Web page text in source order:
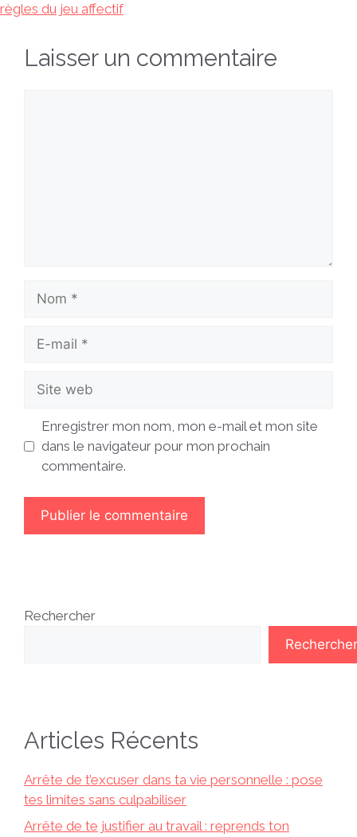
règles du jeu affectif
Laisser un commentaire
Nom
Site
web
Enregistrer mon nom, mon e-mail et mon site
dans le navigateur pour mon prochain
commentaire.
Rechercher
Rechercher
Articles Récents
Arrête de t’excuser dans ta vie personnelle : pose
tes limites sans culpabiliser
Arrête de te justifier au travail : reprends ton